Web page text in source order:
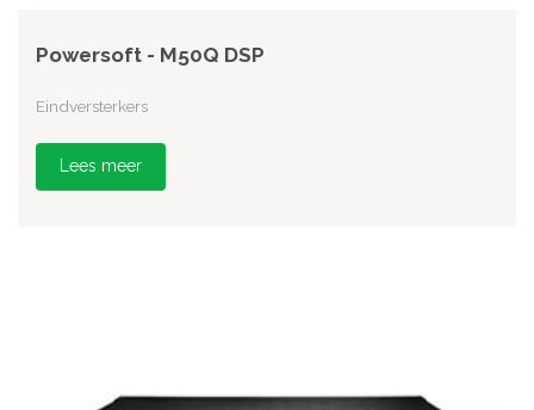
Powersoft - M50Q DSP
Eindversterkers
Lees meer